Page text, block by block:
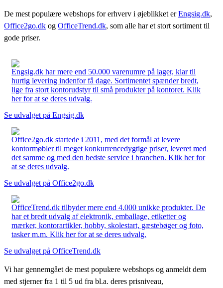
De mest populære webshops for erhverv i øjeblikket erEngsig.dk,
Office2go.dk og OfficeTrend.dk, som alle har et stort sortiment til
gode priser.
Engsig.dk har mere end 50.000 varenumre på lager, klar til
hurtig levering indenfor få dage. Sortimentet spænder bredt,
lige fra stort kontorudstyr til små produkter på kontoret. Klik
her for at se deres udvalg.
Se udvalget på Engsig.dk
Office2go.dk startede i 2011, med det formål at levere
kontormøbler til meget konkurrencedygtige priser, leveret med
det samme og med den bedste service i branchen. Klik her for
at se deres udvalg.
Se udvalget på Office2go.dk
OfficeTrend.dk tilbyder mere end 4.000 unikke produkter. De
har et bredt udvalg af elektronik, emballage, etiketter og
mærker, kontorartikler, hobby, skolestart, gæstebøger og foto,
tasker m.m. Klik her for at se deres udvalg.
Se udvalget på OfficeTrend.dk
Vi har gennemgået de mest populære webshops og anmeldt dem
med stjerner fra 1 til 5 ud fra bl.a. deres prisniveau,